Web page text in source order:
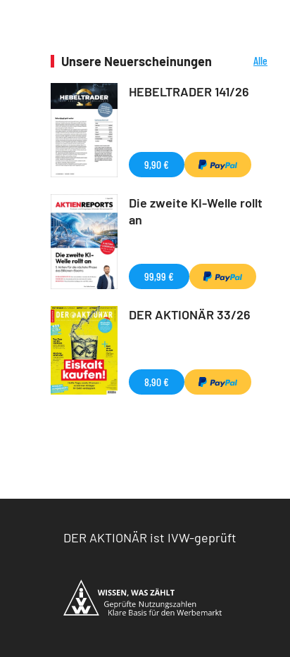
Unsere Neuerscheinungen
Alle
HEBELTRADER 141/26
9,90 €
Die zweite KI-Welle rollt
an
99,99 €
DER AKTIONÄR 33/26
8,90 €
DER AKTIONÄR ist IVW-geprüft